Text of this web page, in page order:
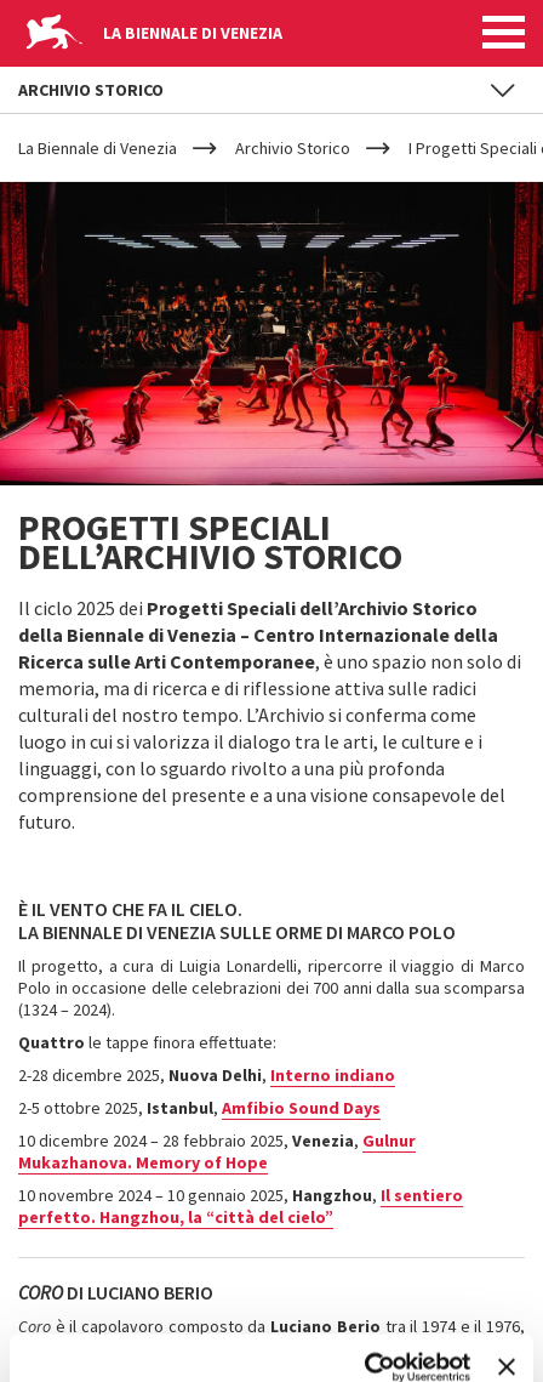
LA BIENNALE DI VENEZIA
YOUR
ARE
HERE
La Biennale di Venezia Archivio Storico I Progetti
PROGETTI SPECIALI
DELL’ARCHIVIO STORICO
Il ciclo 2025 dei Progetti Speciali dell’Archivio Storico
della Biennale di Venezia – Centro Internazionale della
Ricerca sulle Arti Contemporanee, è uno spazio non solo di
memoria, ma di ricerca e di riflessione attiva sulle radici
culturali del nostro tempo. L’Archivio si conferma come
luogo in cui si valorizza il dialogo tra le arti, le culture e i
linguaggi, con lo sguardo rivolto a una più profonda
comprensione del presente e a una visione consapevole del
futuro.
È IL VENTO CHE FA IL CIELO.
LA BIENNALE DI VENEZIA SULLE ORME DI MARCO POLO
Il progetto, a cura di Luigia Lonardelli, ripercorre il viaggio di Marco
Polo in occasione delle celebrazioni dei 700 anni dalla sua scomparsa
(1324 – 2024).
Quattro le tappe finora effettuate:
2-28 dicembre 2025, Nuova Delhi, Interno indiano
2-5 ottobre 2025, Istanbul, Amfibio Sound Days
10 dicembre 2024 – 28 febbraio 2025, Venezia, Gulnur
Mukazhanova. Memory of Hope
10 novembre 2024 – 10 gennaio 2025, Hangzhou, Il sentiero
perfetto. Hangzhou, la “città del cielo”
CORODI LUCIANO BERIO
Coro è il capolavoro composto da Luciano Berio tra il 1974 e il 1976,
eseguito in prima italiana alla Biennale Teatro e Musica diretta da Luca
6 e 7 dicembre 2025al
ARCHIVIO STORICO